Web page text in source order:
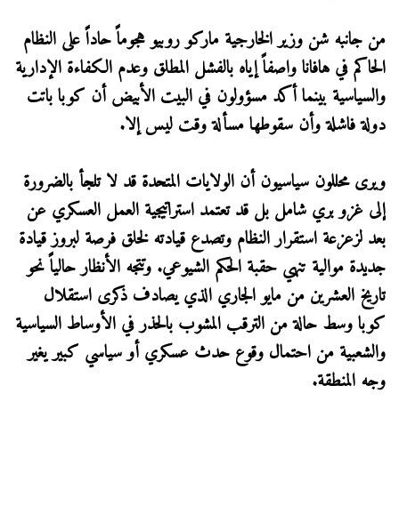
من جانبه شن وزير الخارجية ماركو روبيو هجوماً حاداً على النظام
الحاكم في هافانا واصفاً إياه بالفشل المطلق وعدم الكفاءة الإدارية
والسياسية بينما أكد مسؤولون في البيت الأبيض أن كوبا باتت
دولة فاشلة وأن سقوطها مسألة وقت ليس إلا.
ويرى محللون سياسيون أن الولايات المتحدة قد لا تلجأ بالضرورة
إلى غزو بري شامل بل قد تعتمد استراتيجية العمل العسكري عن
بعد لزعزعة استقرار النظام وتصدع قيادته لخلق فرصة لبروز قيادة
جديدة موالية تنهي حقبة الحكم الشيوعي. وتتجه الأنظار حالياً نحو
تاريخ العشرين من مايو الجاري الذي يصادف ذكرى استقلال
كوبا وسط حالة من الترقب المشوب بالحذر في الأوساط السياسية
والشعبية من احتمال وقوع حدث عسكري أو سياسي كبير يغير
وجه المنطقة.